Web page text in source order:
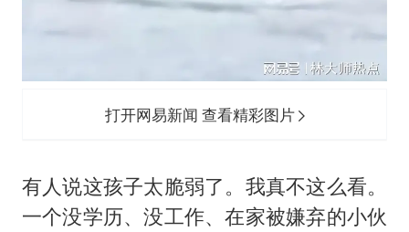
打开网易新闻 查看精彩图片
有人说这孩子太脆弱了。我真不这么看。
一个没学历、没工作、在家被嫌弃的小伙